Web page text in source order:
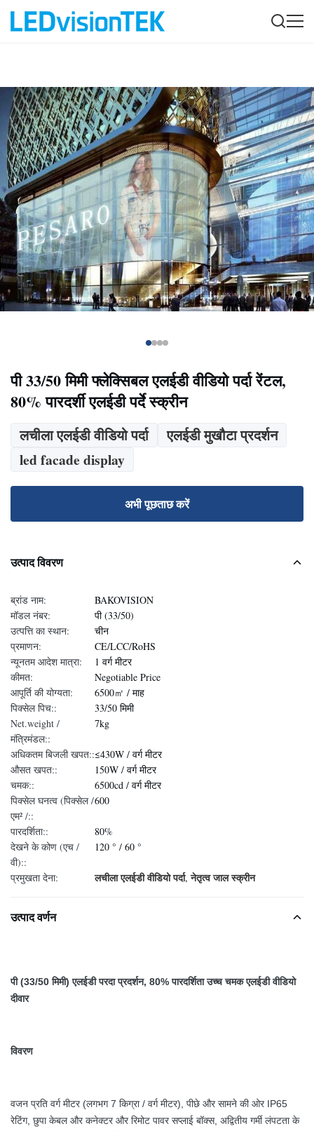
पी 33/50 मिमी फ्लेक्सिबल एलईडी वीडियो पर्दा रेंटल,
80% पारदर्शी एलईडी पर्दे स्क्रीन
लचीला एलईडी वीडियो पर्दा
एलईडी मुखौटा प्रदर्शन
led facade display
अभी पूछताछ करें
उत्पाद विवरण
ब्रांड नाम:
BAKOVISION
मॉडल नंबर:
पी (33/50)
उत्पत्ति का स्थान:
चीन
प्रमाणन:
CE/LCC/RoHS
न्यूनतम आदेश मात्रा:
1 वर्ग मीटर
कीमत:
Negotiable Price
आपूर्ति की योग्यता:
6500㎡ / माह
पिक्सेल पिच::
33/50 मिमी
Net.weight /
मंत्रिमंडल::
7kg
अधिकतम बिजली खपत::≤430W / वर्ग मीटर
औसत खपत::
150W / वर्ग मीटर
चमक::
6500cd / वर्ग मीटर
पिक्सेल घनत्व (पिक्सेल /
एम² /::
600
पारदर्शिता::
80%
देखने के कोण (एच /
वी)::
120 ° / 60 °
प्रमुखता देना: लचीला एलईडी वीडियो पर्दा,नेतृत्व जाल स्क्रीन
उत्पाद वर्णन
पी (33/50 मिमी) एलईडी परदा प्रदर्शन, 80% पारदर्शिता उच्च चमक एलईडी वीडियो
दीवार
विवरण
वजन प्रति वर्ग मीटर (लगभग 7 किग्रा / वर्ग मीटर), पीछे और सामने की ओर IP65
रेटिंग, छुपा केबल और कनेक्टर और रिमोट पावर सप्लाई बॉक्स, अद्वितीय गर्मी लंपटता के